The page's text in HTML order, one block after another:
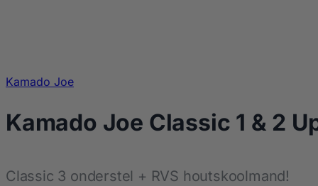
Kamado Joe
Kamado Joe Classic 1 & 2
Classic 3 onderstel + RVS houtskoolmand!